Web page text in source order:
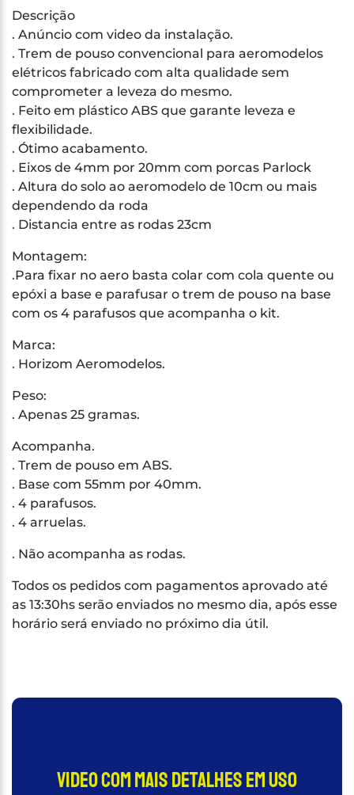
Descrição
. Anúncio com video da instalação.
. Trem de pouso convencional para aeromodelos
elétricos fabricado com alta qualidade sem
comprometer a leveza do mesmo.
. Feito em plástico ABS que garante leveza e
flexibilidade.
. Ótimo acabamento.
. Eixos de 4mm por 20mm com porcas Parlock
. Altura do solo ao aeromodelo de 10cm ou mais
dependendo da roda
. Distancia entre as rodas 23cm
Montagem:
.Para fixar no aero basta colar com cola quente ou
epóxi a base e parafusar o trem de pouso na base
com os 4 parafusos que acompanha o kit.
Marca:
. Horizom Aeromodelos.
Peso:
. Apenas 25 gramas.
Acompanha.
. Trem de pouso em ABS.
. Base com 55mm por 40mm.
. 4 parafusos.
. 4 arruelas.
. Não acompanha as rodas.
Todos os pedidos com pagamentos aprovado até
as 13:30hs serão enviados no mesmo dia, após esse
horário será enviado no próximo dia útil.
video com mais detalhes em uso